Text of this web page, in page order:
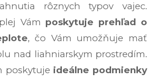
rôznych typov vajec.
Vám poskytuje prehľad o
, čo Vám umožňuje mať
nad liahniarskym prostredím.
poskytuje ideálne podmienky